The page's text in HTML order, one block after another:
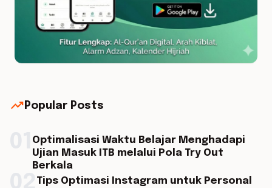
trending_up Popular Posts
Optimalisasi Waktu Belajar Menghadapi
Ujian Masuk ITB melalui Pola Try Out
Berkala
Tips Optimasi Instagram untuk Personal